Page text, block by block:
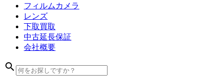
フィルム カメラ
レンズ
下取買取
中古延長保証
会社概要
search